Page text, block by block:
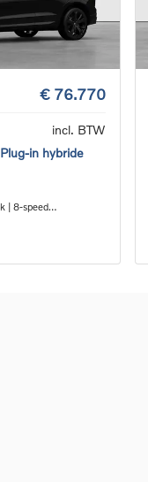
€ 76.770
incl. BTW
in hybride
| 8-speed